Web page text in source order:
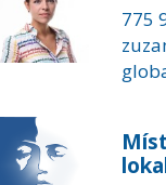
775